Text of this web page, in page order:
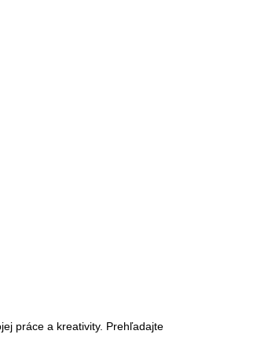
práce a kreativity. Prehľadajte